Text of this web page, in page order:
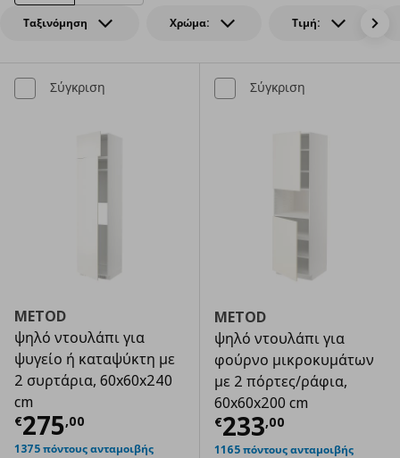
Ταξινόμηση Χρώμα: Τιμή:
Σύγκριση
METOD
ψηλό ντουλάπι για
ψυγείο ή καταψύκτη με
2 συρτάρια, 60x60x240
cm
€275,00
Τρέχουσα τιμή € 275,00
1375 πόντους ανταμοιβής
Σύγκριση
METOD
ψηλό ντουλάπι για
φούρνο μικροκυμάτων
με 2 πόρτες/ράφια,
60x60x200 cm
€233,00
Τρέχουσα
1165 πόντους ανταμοιβής